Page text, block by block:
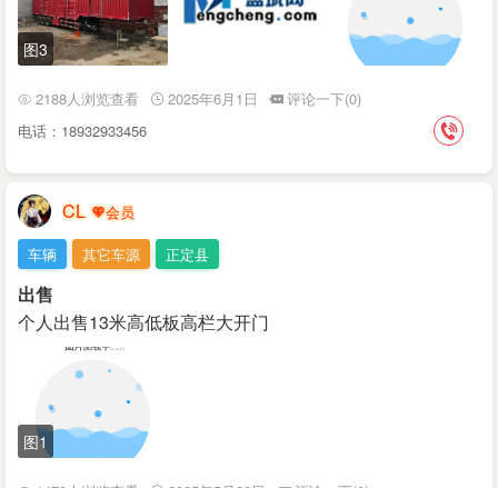
图3
2188人浏览查看 2025年6月1日
评论一下(0)
电话：18932933456
CL
车辆 其它车源 正定县
出售
个人出售13米高低板高栏大开门
图1